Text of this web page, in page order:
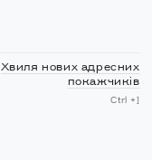
Хвиля нових адресних
покажчиків
Ctrl +]